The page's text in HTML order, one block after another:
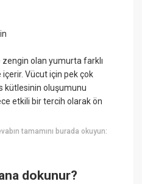
zengin olan yumurta farklı
Vücut için pek çok
kütlesinin oluşumunu
etkili bir tercih olarak ön
tamamını burada okuyun:
dokunur?